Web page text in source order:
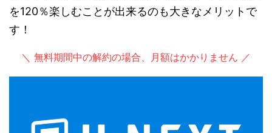
を120％楽しむことが出来るのも大きなメリットで
す！
＼ 無料期間中の解約の場合、月額はかかりません ／